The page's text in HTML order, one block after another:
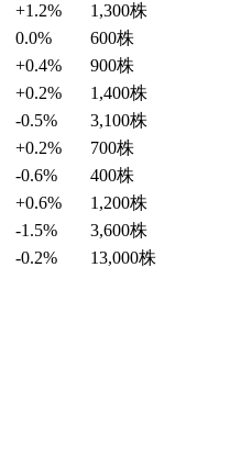
+1.2% 1,300株
0.0% 600株
+0.4% 900株
+0.2% 1,400株
-0.5% 3,100株
+0.2% 700株
-0.6% 400株
+0.6% 1,200株
-1.5% 3,600株
-0.2% 13,000株